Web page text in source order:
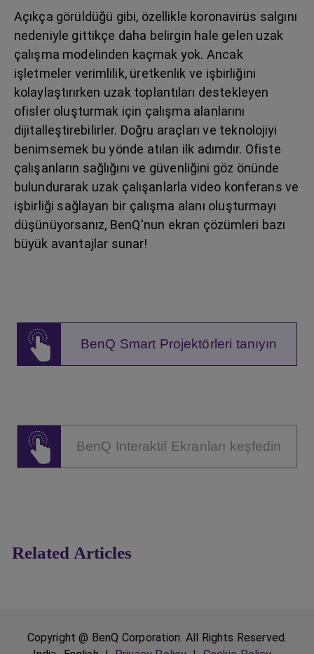
Açıkça görüldüğü gibi, özellikle koronavirüs salgını
nedeniyle gittikçe daha belirgin hale gelen uzak
çalışma modelinden kaçmak yok. Ancak
işletmeler verimlilik, üretkenlik ve işbirliğini
kolaylaştırırken uzak toplantıları destekleyen
ofisler oluşturmak için çalışma alanlarını
dijitalleştirebilirler. Doğru araçları ve teknolojiyi
benimsemek bu yönde atılan ilk adımdır. Ofiste
çalışanların sağlığını ve güvenliğini göz önünde
bulundurarak uzak çalışanlarla video konferans ve
işbirliği sağlayan bir çalışma alanı oluşturmayı
düşünüyorsanız, BenQ'nun ekran çözümleri bazı
büyük avantajlar sunar!
BenQ Smart Projektörleri tanıyın
BenQ Interaktif Ekranları keşfedin
Related Articles
Copyright @ BenQ Corporation. All Rights Reserved.